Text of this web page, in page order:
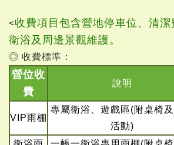
<收費項目包含營地停車位、清潔
衛浴及周邊景觀維護。
◎ 收費標準：
營位收
費
說明
VIP雨棚
專屬衛浴、遊戲區(附桌椅
活動)